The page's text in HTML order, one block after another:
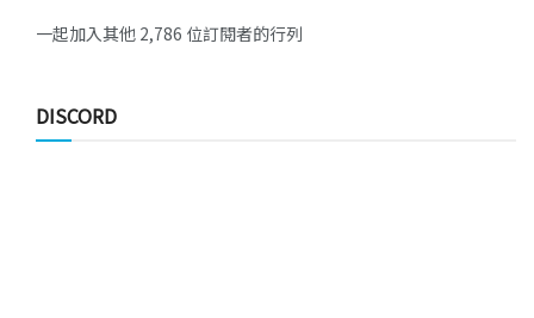
一起加入其他 2,786 位訂閱者的行列
DISCORD